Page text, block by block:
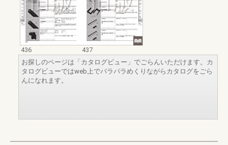
436
437
お探しのページは「カタログビュー」でごらんいただけます。カ
タログビューではweb上でパラパラめくりながらカタログをごら
んになれます。